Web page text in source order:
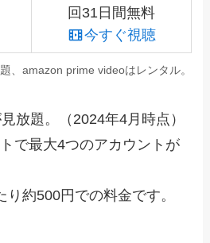
回31日間無料
今すぐ視聴
、amazon prime videoはレンタル。
放題。（2024年4月時点）
で最大4つのアカウントが
約500円での料金です。